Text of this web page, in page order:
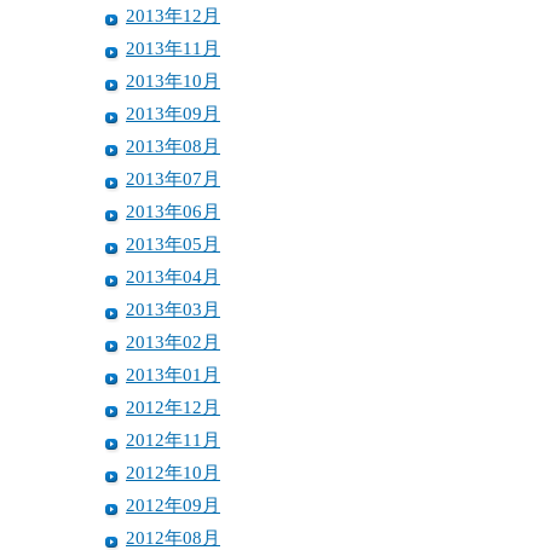
2013年12月
2013年11月
2013年10月
2013年09月
2013年08月
2013年07月
2013年06月
2013年05月
2013年04月
2013年03月
2013年02月
2013年01月
2012年12月
2012年11月
2012年10月
2012年09月
2012年08月